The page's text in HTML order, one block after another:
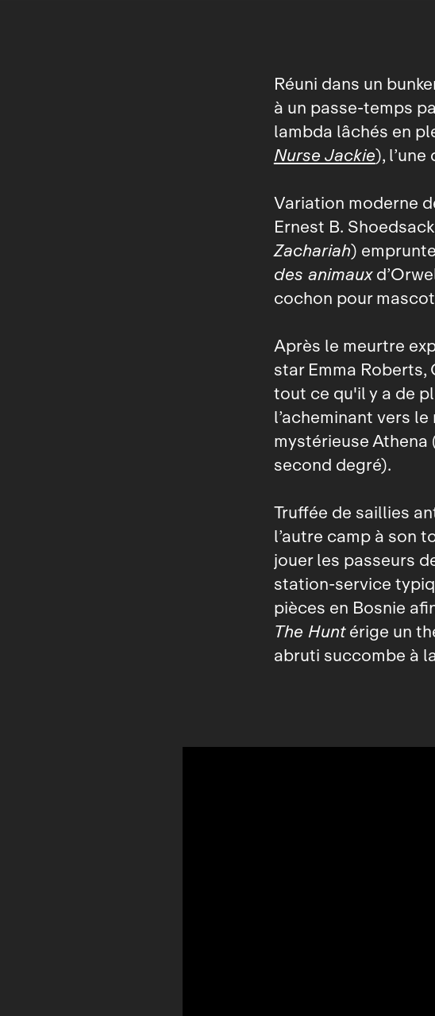
Réuni dans un
à un passe‑temps
lambda lâchés en
Nurse Jackie),
Variation moderne
Ernest B.
Zachariah)
des animaux
cochon pour
Après le meurtre
star Emma
tout ce qu'il y a de
l’acheminant vers
mystérieuse
second degré).
Truffée de saillies
l’autre camp à son
jouer les passeurs
station‑service
pièces en Bosnie
The Huntérige un
abruti succombe à